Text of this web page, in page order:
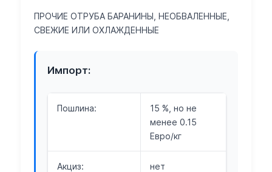
ПРОЧИЕ ОТРУБА БАРАНИНЫ, НЕОБВАЛЕННЫЕ,
СВЕЖИЕ ИЛИ ОХЛАЖДЕННЫЕ
Импорт:
Пошлина:
15 %, но не
менее 0.15
Евро/кг
Акциз: нет